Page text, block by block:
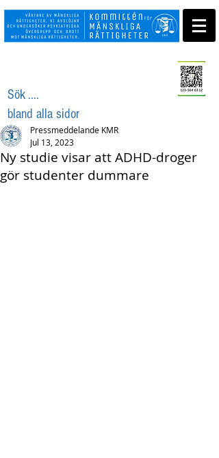
Sök ....
bland alla sidor
Ny studie visar att ADHD-droger
gör studenter dummare
Pressmeddelande KMR
Jul 13, 2023